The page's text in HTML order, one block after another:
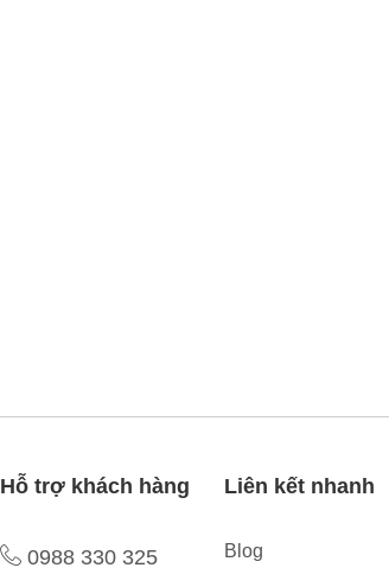
Hỗ trợ khách hàng
0988 330 325
Liên kết nhanh
Blog